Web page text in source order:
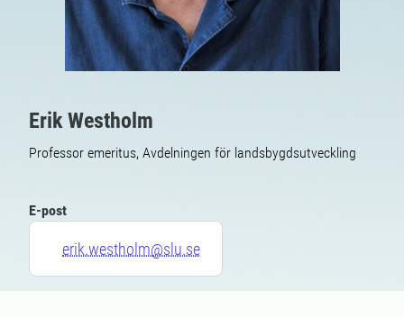
Erik Westholm
Professor emeritus, Avdelningen för landsbygdsutveckling
E-post
erik.westholm@slu.se